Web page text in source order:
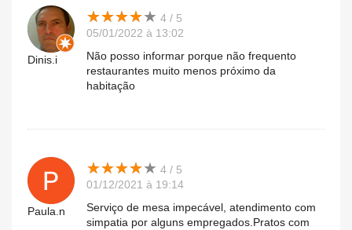
Dinis.i
★★★★★
★★★★★ 4 / 5
05/01/2022 à 13:02
Não posso informar porque não frequento
restaurantes muito menos próximo da
habitação
Paula.n
★★★★★
★★★★★ 4 / 5
01/12/2021 à 19:14
Serviço de mesa impecável, atendimento com
simpatia por alguns empregados.Pratos com